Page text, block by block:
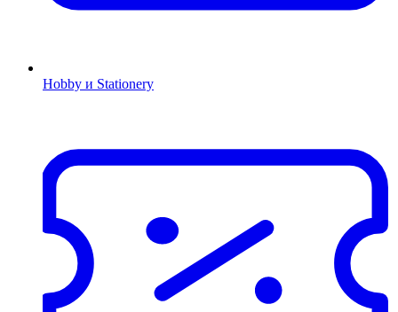
Hobby и Stationery